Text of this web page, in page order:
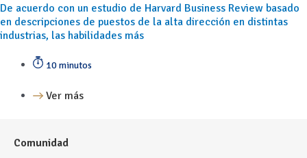
De acuerdo con un estudio de Harvard Business Review basado
en descripciones de puestos de la alta dirección en distintas
industrias, las habilidades más
10 minutos
Ver más
Comunidad